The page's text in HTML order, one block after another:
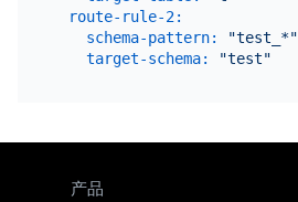
route-rule-2:
schema-pattern:
"test_*"
target-schema:
"test"
产品